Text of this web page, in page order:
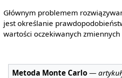
Głównym problemem
jest określanie
wartości oczekiwanych zmiennych
Metoda Monte Carlo —